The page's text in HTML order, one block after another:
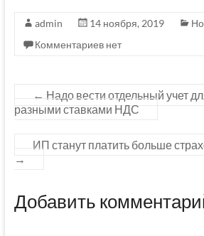
admin 14 ноября, 2019
Комментариев нет
← Надо вести отдельный учет
разными ставками НДС
ИП станут платить больше
→
Добавить